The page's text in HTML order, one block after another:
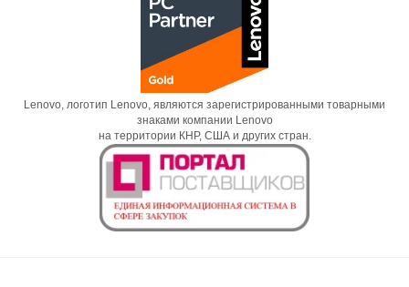
Lenovo, логотип Lenovo, являются зарегистрированными товарными
знаками компании Lenovo
на территории КНР, США и других стран.